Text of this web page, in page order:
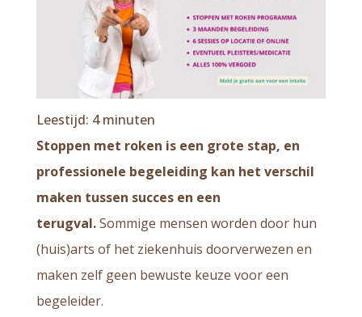
Leestijd: 4 minuten
Stoppen met roken is een grote stap, en
professionele begeleiding kan het verschil
maken tussen succes en een
terugval.Sommige mensen worden door hun
(huis)arts of het ziekenhuis doorverwezen en
maken zelf geen bewuste keuze voor een
begeleider.